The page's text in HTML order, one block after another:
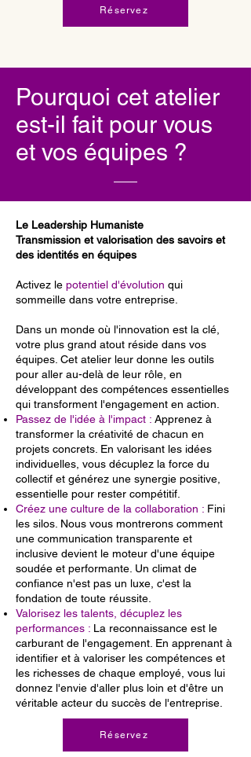
Réservez
Pourquoi cet atelier
est-il fait pour vous
et vos équipes ?
Le Leadership Humaniste
Transmission et valorisation des savoirs et
des identités en équipes
Activez le potentiel d'évolution qui
sommeille dans votre entreprise.
Dans un monde où l'innovation est la clé,
votre plus grand atout réside dans vos
équipes. Cet atelier leur donne les outils
pour aller au-delà de leur rôle, en
développant des compétences essentielles
qui transforment l'engagement en action.
Passez de l'idée à l'impact : Apprenez à
transformer la créativité de chacun en
projets concrets. En valorisant les idées
individuelles, vous décuplez la force du
collectif et générez une synergie positive,
essentielle pour rester compétitif.
Créez une culture de la collaboration : Fini
les silos. Nous vous montrerons comment
une communication transparente et
inclusive devient le moteur d'une équipe
soudée et performante. Un climat de
confiance n'est pas un luxe, c'est la
fondation de toute réussite.
Valorisez les talents, décuplez les
performances : La reconnaissance est le
carburant de l'engagement. En apprenant à
identifier et à valoriser les compétences et
les richesses de chaque employé, vous lui
donnez l'envie d'aller plus loin et d'être un
véritable acteur du succès de l'entreprise.
Réservez